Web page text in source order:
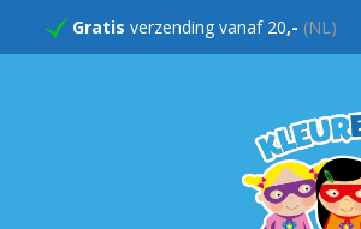
Gratis verzending vanaf 20,- (NL)